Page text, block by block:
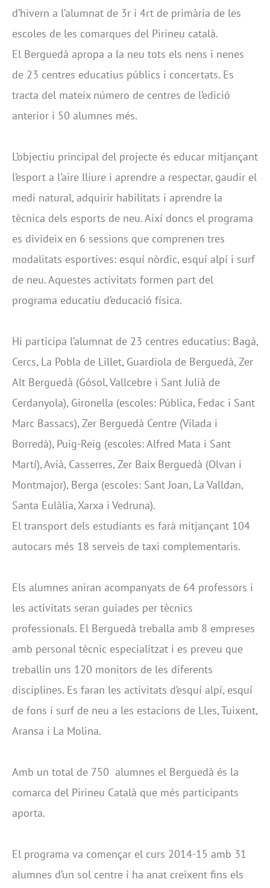
d’hivern a l’alumnat de 3r i 4rt de primària de les
escoles de les comarques del Pirineu català.
El Berguedà apropa a la neu tots els nens i nenes
de 23 centres educatius públics i concertats. Es
tracta del mateix número de centres de l’edició
anterior i 50 alumnes més.
L’objectiu principal del projecte és educar mitjançant
l’esport a l’aire lliure i aprendre a respectar, gaudir el
medi natural, adquirir habilitats i aprendre la
tècnica dels esports de neu. Així doncs el programa
es divideix en 6 sessions que comprenen tres
modalitats esportives: esquí nòrdic, esquí alpí i surf
de neu. Aquestes activitats formen part del
programa educatiu d’educació física.
Hi participa l’alumnat de 23 centres educatius: Bagà,
Cercs, La Pobla de Lillet, Guardiola de Berguedà, Zer
Alt Berguedà (Gósol, Vallcebre i Sant Julià de
Cerdanyola), Gironella (escoles: Pública, Fedac i Sant
Marc Bassacs), Zer Berguedà Centre (Vilada i
Borredà), Puig-Reig (escoles: Alfred Mata i Sant
Martí), Avià, Casserres, Zer Baix Berguedà (Olvan i
Montmajor), Berga (escoles: Sant Joan, La Valldan,
Santa Eulàlia, Xarxa i Vedruna).
El transport dels estudiants es farà mitjançant 104
autocars més 18 serveis de taxi complementaris.
Els alumnes aniran acompanyats de 64 professors i
les activitats seran guiades per tècnics
professionals. El Berguedà treballa amb 8 empreses
amb personal tècnic especialitzat i es preveu que
treballin uns 120 monitors de les diferents
disciplines. Es faran les activitats d’esquí alpí, esquí
de fons i surf de neu a les estacions de Lles, Tuixent,
Aransa i La Molina.
Amb un total de 750 alumnes el Berguedà és la
comarca del Pirineu Català que més participants
aporta.
El programa va començar el curs 2014-15 amb 31
alumnes d’un sol centre i ha anat creixent fins els